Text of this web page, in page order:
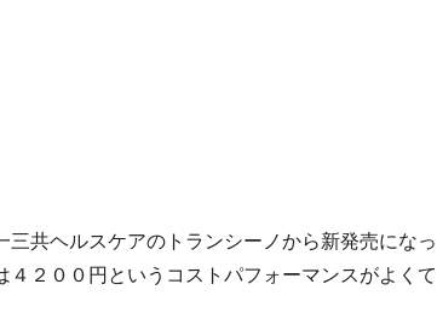
共ヘルスケアのトランシーノから新発売になっ
２００円というコストパフォーマンスがよくて